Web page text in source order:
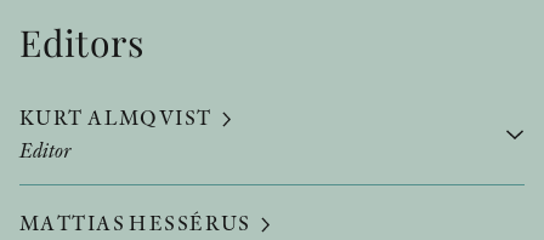
Editors
KURT ALMQVIST
Editor
MATTIAS HESSÉRUS